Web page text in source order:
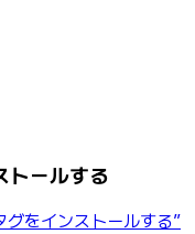
トールする
をインストールする”